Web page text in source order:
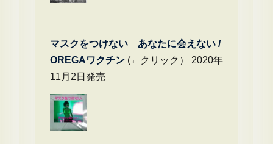
マスクをつけない あなたに会えない /
OREGAワクチン(←クリック） 2020年
11月2日発売